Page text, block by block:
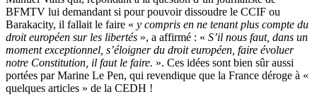
BFMTV lui demandant si pour pouvoir dissoudre le CCIF ou
Barakacity, il fallait le faire « y compris en ne tenant plus compte du
droit européen sur les libertés », a affirmé : « S’il nous faut, dans un
moment exceptionnel, s’éloigner du droit européen, faire évoluer
notre Constitution, il faut le faire. ». Ces idées sont bien sûr aussi
portées par Marine Le Pen, qui revendique que la France déroge à «
quelques articles » de la CEDH !